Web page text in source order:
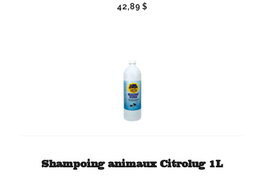
42,89 $
Shampoing animaux Citrolug 1L